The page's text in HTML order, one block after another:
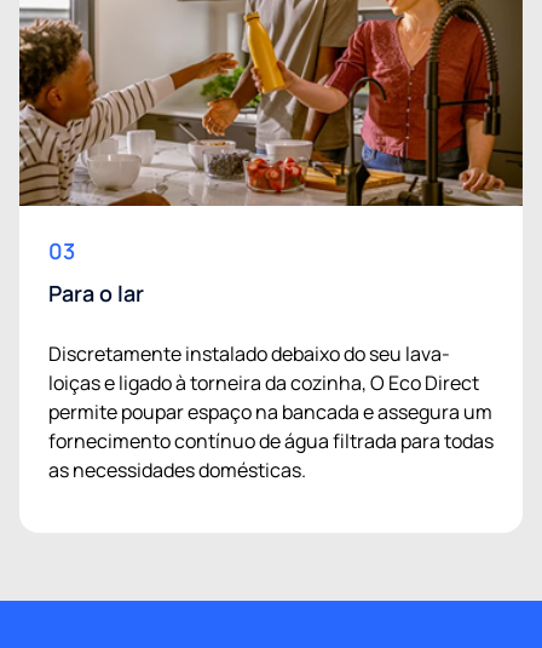
03
Para o lar
Discretamente instalado debaixo do seu lava-
loiças e ligado à torneira da cozinha, O Eco Direct
permite poupar espaço na bancada e assegura um
fornecimento contínuo de água filtrada para todas
as necessidades domésticas.